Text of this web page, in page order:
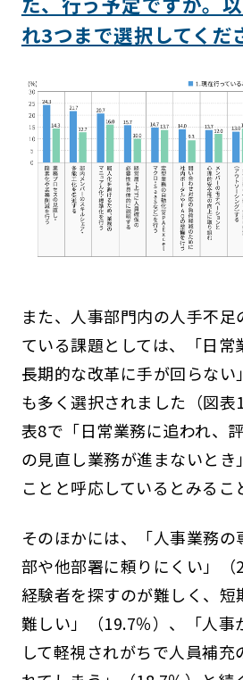
れ3つまで選択してくだ
また、人事部門内の人手不足
ている課題としては、「日常
長期的な改革に手が回らない
も多く選択されました（図表
表8で「日常業務に追われ、
の見直し業務が進まないとき
ことと呼応しているとみるこ
そのほかには、「人事業務
部や他部署に頼りにくい」（
経験者を探すのが難しく、短
難しい」（19.7％）、「人事
して軽視されがちで人員補充